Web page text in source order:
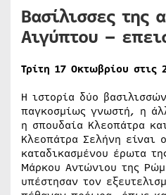
Βασίλισσες της
Αιγύπτου –
Τρίτη 17 Οκτωβρίου στις
Η ιστορία δύο
παγκοσμίως γνωστή, η
η σπουδαία Κλεοπάτρα
Κλεοπάτρα Σελήνη είναι
καταδικασμένου έρωτα
Μάρκου Αντώνιου της
υπέστησαν τον